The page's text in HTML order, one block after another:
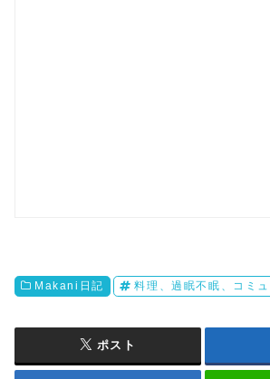
Makani日記 料理、過眠不眠、コミ
ポスト